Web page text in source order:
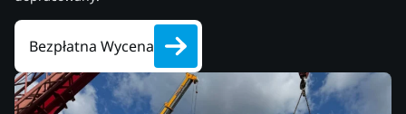
Bezpłatna Wycena